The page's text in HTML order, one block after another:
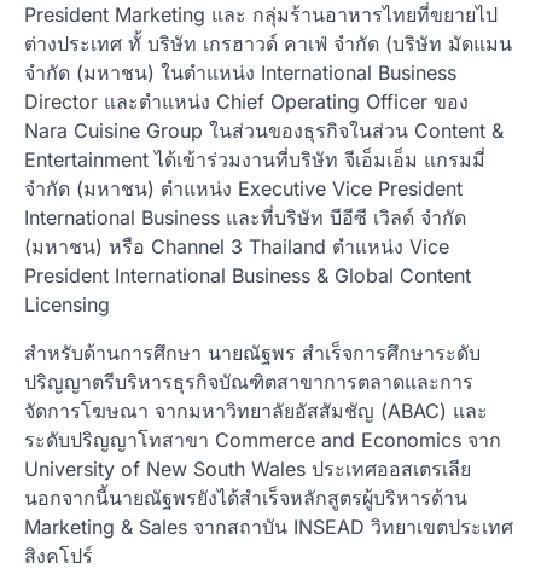
President Marketing และ กลุ่มร้านอาหารไทยที่ขยายไป
ต่างประเทศ ทั้ บริษัท เกรฮาวด์ คาเฟ่ จำกัด (บริษัท มัดแมน
จำกัด (มหาชน) ในตำแหน่ง International Business
Director และตำแหน่ง Chief Operating Officer ของ
Nara Cuisine Group ในส่วนของธุรกิจในส่วน Content &
Entertainment ได้เข้าร่วมงานที่บริษัท จีเอ็มเอ็ม แกรมมี่
จำกัด (มหาชน) ตำแหน่ง Executive Vice President
International Business และที่บริษัท บีอีซี เวิลด์ จำกัด
(มหาชน) หรือ Channel 3 Thailand ตำแหน่ง Vice
President International Business & Global Content
Licensing
สำหรับด้านการศึกษา นายณัฐพร สำเร็จการศึกษาระดับ
ปริญญาตรีบริหารธุรกิจบัณฑิตสาขาการตลาดและการ
จัดการโฆษณา จากมหาวิทยาลัยอัสสัมชัญ (ABAC) และ
ระดับปริญญาโทสาขา Commerce and Economics จาก
University of New South Wales ประเทศออสเตรเลีย
นอกจากนี้นายณัฐพรยังได้สำเร็จหลักสูตรผู้บริหารด้าน
Marketing & Sales จากสถาบัน INSEAD วิทยาเขตประเทศ
สิงคโปร์